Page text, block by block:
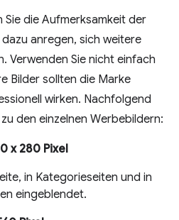
die Aufmerksamkeit der
anregen, sich weitere
Verwenden Sie nicht einfach
Bilder sollten die Marke
wirken. Nachfolgend
den einzelnen Werbebildern:
x 280 Pixel
in Kategorieseiten und in
eingeblendet.